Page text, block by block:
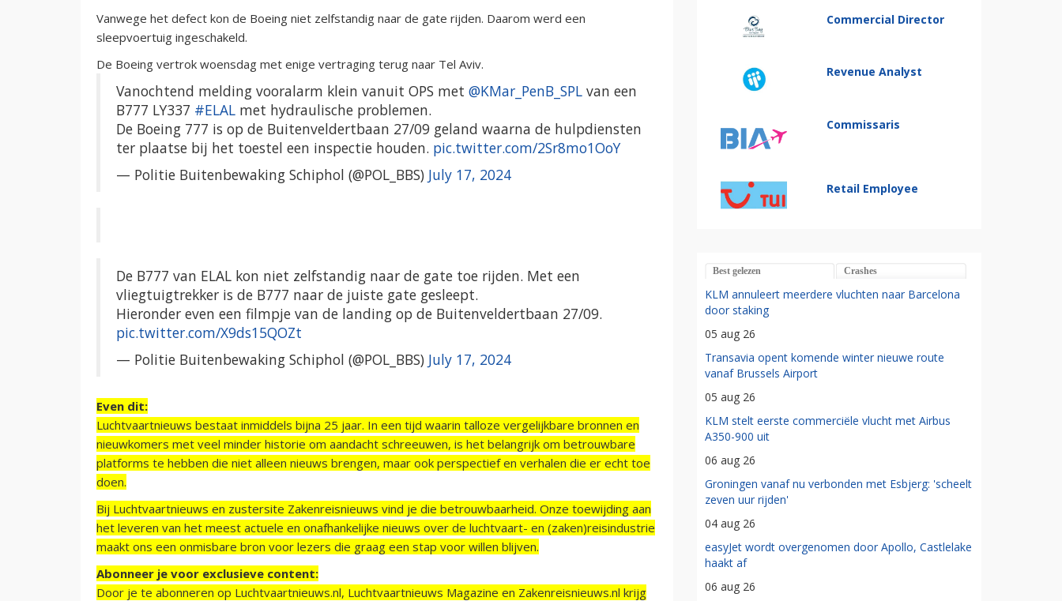
Vanwege het defect kon de Boeing niet zelfstandig naar de gate rijden. Daarom werd een
sleepvoertuig ingeschakeld.
De Boeing vertrok woensdag met enige vertraging terug naar Tel Aviv.
Vanochtend melding vooralarm klein vanuit OPS met @KMar_PenB_SPL van een
B777 LY337 #ELAL met hydraulische problemen.
De Boeing 777 is op de Buitenveldertbaan 27/09 geland waarna de hulpdiensten
ter plaatse bij het toestel een inspectie houden. pic.twitter.com/2Sr8mo1OoY
— Politie Buitenbewaking Schiphol (@POL_BBS) July 17, 2024
De B777 van ELAL kon niet zelfstandig naar de gate toe rijden. Met een
vliegtuigtrekker is de B777 naar de juiste gate gesleept.
Hieronder even een filmpje van de landing op de Buitenveldertbaan 27/09.
pic.twitter.com/X9ds15QOZt
— Politie Buitenbewaking Schiphol (@POL_BBS) July 17, 2024
Even dit:
Luchtvaartnieuws bestaat inmiddels bijna 25 jaar. In een tijd waarin talloze vergelijkbare bronnen en
nieuwkomers met veel minder historie om aandacht schreeuwen, is het belangrijk om betrouwbare
platforms te hebben die niet alleen nieuws brengen, maar ook perspectief en verhalen die er echt toe
doen.
Bij Luchtvaartnieuws en zustersite Zakenreisnieuws vind je die betrouwbaarheid. Onze toewijding aan
het leveren van het meest actuele en onafhankelijke nieuws over de luchtvaart- en (zaken)reisindustrie
maakt ons een onmisbare bron voor lezers die graag een stap voor willen blijven.
Abonneer je voor exclusieve content:
Door je te abonneren op Luchtvaartnieuws.nl, Luchtvaartnieuws Magazine en Zakenreisnieuws.nl krijg
Commercial Director
Revenue Analyst
Commissaris
Retail Employee
Best gelezen Crashes
KLM annuleert meerdere vluchten naar Barcelona
door staking
05 aug 26
Transavia opent komende winter nieuwe route
vanaf Brussels Airport
05 aug 26
KLM stelt eerste commerciële vlucht met Airbus
A350-900 uit
06 aug 26
Groningen vanaf nu verbonden met Esbjerg: 'scheelt
zeven uur rijden'
04 aug 26
easyJet wordt overgenomen door Apollo, Castlelake
haakt af
06 aug 26